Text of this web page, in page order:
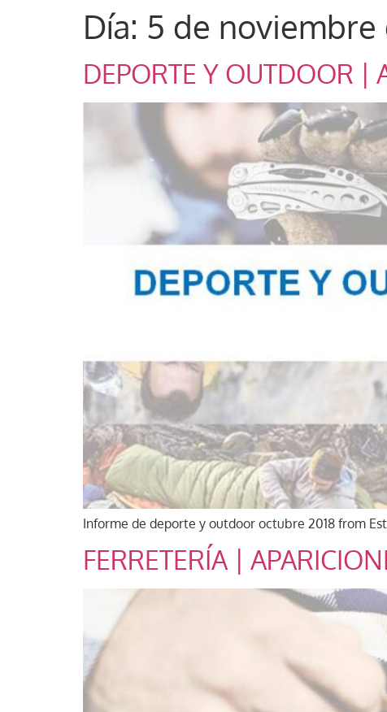
Día: 5 de noviembre
DEPORTE Y OUTDOOR |
Informe de deporte y outdoor octubre 2018 from
FERRETERÍA |